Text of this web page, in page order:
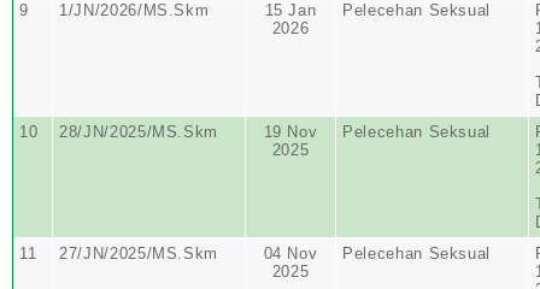
9
1/JN/2026/MS.Skm
15 Jan
2026
Pelecehan Seksual
10
28/JN/2025/MS.Skm
19 Nov
2025
Pelecehan Seksual
11
27/JN/2025/MS.Skm
04 Nov
2025
Pelecehan Seksual